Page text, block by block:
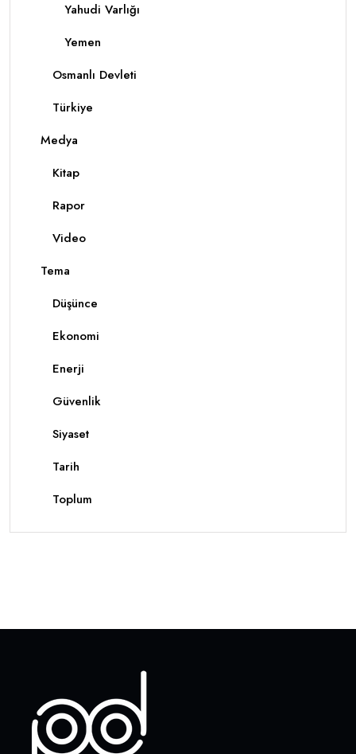
Yahudi Varlığı
Yemen
Osmanlı Devleti
Türkiye
Medya
Kitap
Rapor
Video
Tema
Düşünce
Ekonomi
Enerji
Güvenlik
Siyaset
Tarih
Toplum